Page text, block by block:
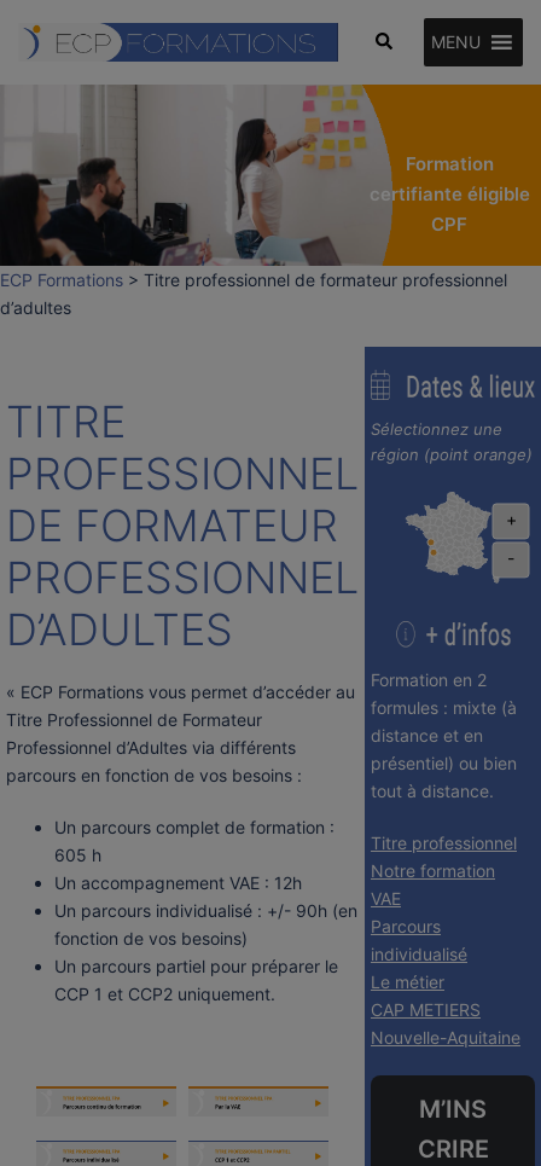
Rechercher
MENU
Formation
certifiante éligible
CPF
ECP Formations > Titre professionnel de formateur professionnel
d’adultes
TITRE
PROFESSIONNEL
DE FORMATEUR
PROFESSIONNEL
D’ADULTES
« ECP Formations vous permet d’accéder au
Titre Professionnel de Formateur
Professionnel d’Adultes via différents
parcours en fonction de vos besoins :
Un parcours complet de formation :
605 h
Un accompagnement VAE : 12h
Un parcours individualisé : +/- 90h (en
fonction de vos besoins)
Un parcours partiel pour préparer le
CCP 1 et CCP2 uniquement.
Sélectionnez une
région (point orange)
+
-
Formation en 2
formules : mixte (à
distance et en
présentiel) ou bien
tout à distance.
Titre professionnel
Notre formation
VAE
Parcours
individualisé
Le métier
CAP METIERS
Nouvelle-Aquitaine
M’INS
CRIRE